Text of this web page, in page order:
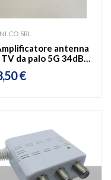
SRL
antenna
TV da palo 5G 34dB
€